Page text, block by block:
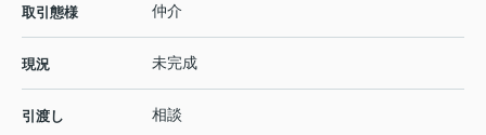
取引態様 仲介
現況 未完成
引渡し 相談